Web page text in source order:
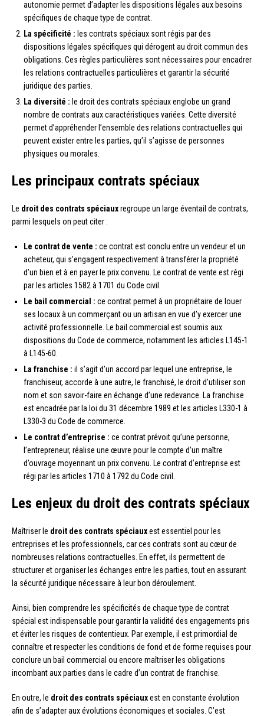
autonomie permet d’adapter les dispositions légales aux besoins
spécifiques de chaque type de contrat.
La spécificité : les contrats spéciaux sont régis par des
dispositions légales spécifiques qui dérogent au droit commun des
obligations. Ces règles particulières sont nécessaires pour encadrer
les relations contractuelles particulières et garantir la sécurité
juridique des parties.
La diversité : le droit des contrats spéciaux englobe un grand
nombre de contrats aux caractéristiques variées. Cette diversité
permet d’appréhender l’ensemble des relations contractuelles qui
peuvent exister entre les parties, qu’il s’agisse de personnes
physiques ou morales.
Les principaux contrats spéciaux
Le droit des contrats spéciauxregroupe un large éventail de contrats,
parmi lesquels on peut citer :
Le contrat de vente : ce contrat est conclu entre un vendeur et un
acheteur, qui s’engagent respectivement à transférer la propriété
d’un bien et à en payer le prix convenu. Le contrat de vente est régi
par les articles 1582 à 1701 du Code civil.
Le bail commercial : ce contrat permet à un propriétaire de louer
ses locaux à un commerçant ou un artisan en vue d’y exercer une
activité professionnelle. Le bail commercial est soumis aux
dispositions du Code de commerce, notamment les articles L145-1
à L145-60.
La franchise : il s’agit d’un accord par lequel une entreprise, le
franchiseur, accorde à une autre, le franchisé, le droit d’utiliser son
nom et son savoir-faire en échange d’une redevance. La franchise
est encadrée par la loi du 31 décembre 1989 et les articles L330-1 à
L330-3 du Code de commerce.
Le contrat d’entreprise : ce contrat prévoit qu’une personne,
l’entrepreneur, réalise une œuvre pour le compte d’un maître
d’ouvrage moyennant un prix convenu. Le contrat d’entreprise est
régi par les articles 1710 à 1792 du Code civil.
Les enjeux du droit des contrats spéciaux
Maîtriser le droit des contrats spéciauxest essentiel pour les
entreprises et les professionnels, car ces contrats sont au cœur de
nombreuses relations contractuelles. En effet, ils permettent de
structurer et organiser les échanges entre les parties, tout en assurant
la sécurité juridique nécessaire à leur bon déroulement.
Ainsi, bien comprendre les spécificités de chaque type de contrat
spécial est indispensable pour garantir la validité des engagements pris
et éviter les risques de contentieux. Par exemple, il est primordial de
connaître et respecter les conditions de fond et de forme requises pour
conclure un bail commercial ou encore maîtriser les obligations
incombant aux parties dans le cadre d’un contrat de franchise.
En outre, le droit des contrats spéciauxest en constante évolution
afin de s’adapter aux évolutions économiques et sociales. C’est